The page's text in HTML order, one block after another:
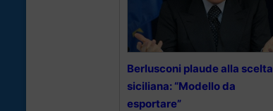
Berlusconi plaude alla scelta
siciliana: “Modello da
esportare”